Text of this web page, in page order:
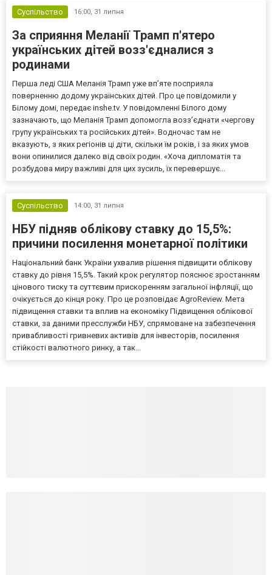
Суспільство 16:00, 31 липня
За сприяння Меланії Трамп п'ятеро
українських дітей возз'єдналися з
родинами
Перша леді США Меланія Трамп уже впʼяте посприяла
поверненню додому українських дітей. Про це повідомили у
Білому домі, передає inshe.tv. У повідомленні Білого дому
зазначають, що Меланія Трамп допомогла возз’єднати «чергову
групу українських та російських дітей». Водночас там не
вказують, з яких регіонів ці діти, скільки їм років, і за яких умов
вони опинилися далеко від своїх родин. «Хоча дипломатія та
розбудова миру важливі для цих зусиль, їх перевершує...
Суспільство 14:00, 31 липня
НБУ підняв облікову ставку до 15,5%:
причини посилення монетарної політики
Національний банк України ухвалив рішення підвищити облікову
ставку до рівня 15,5%. Такий крок регулятор пояснює зростанням
цінового тиску та суттєвим прискоренням загальної інфляції, що
очікується до кінця року. Про це розповідає AgroReview. Мета
підвищення ставки та вплив на економіку Підвищення облікової
ставки, за даними пресслужби НБУ, спрямоване на забезпечення
привабливості гривневих активів для інвесторів, посилення
стійкості валютного ринку, а так...